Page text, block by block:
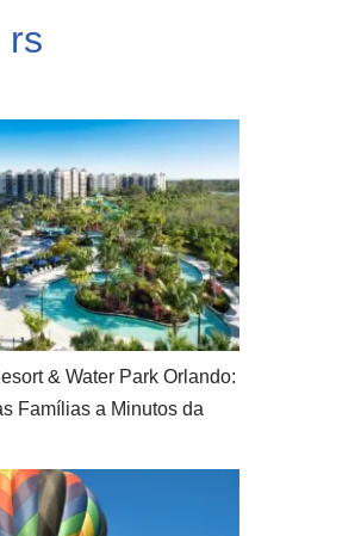
rs
& Water Park Orlando:
Famílias a Minutos da